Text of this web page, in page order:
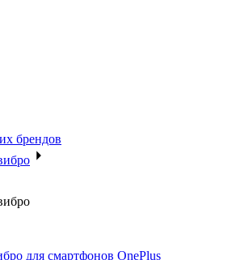
брендов
для смартфонов OnePlus